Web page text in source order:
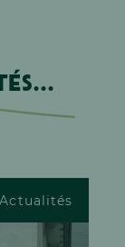
Actualités